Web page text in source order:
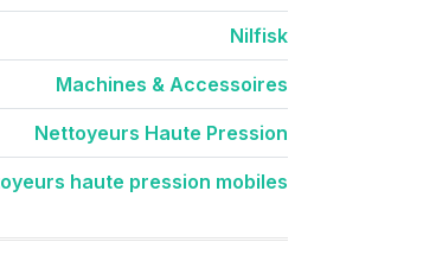
Nilfisk
Machines & Accessoires
Nettoyeurs Haute Pression
haute pression mobiles